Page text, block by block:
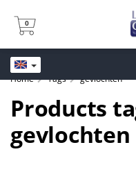
0
0
Home Tags gevlochten
Products
gevlochten